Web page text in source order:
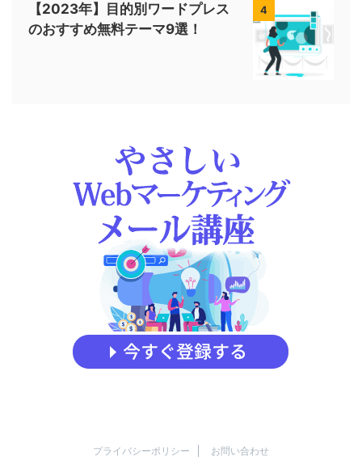
4
【2023年】目的別ワードプレス
のおすすめ無料テーマ9選！
プライバシーポリシー お問い合わせ